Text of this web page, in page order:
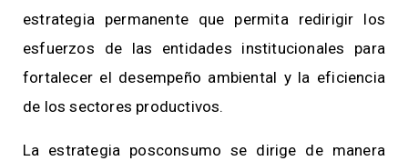
estrategia permanente que permita redirigir los
esfuerzos de las entidades institucionales para
fortalecer el desempeño ambiental y la eficiencia
de los sectores productivos.
La estrategia posconsumo se dirige de manera